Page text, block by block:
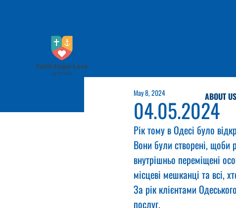
ABOUT US
04.05.2024
May 8, 2024
Рік тому в Одесі було
Вони були створені, щоби
внутрішньо переміщені
місцеві мешканці та всі,
За рік клієнтами
послуг.